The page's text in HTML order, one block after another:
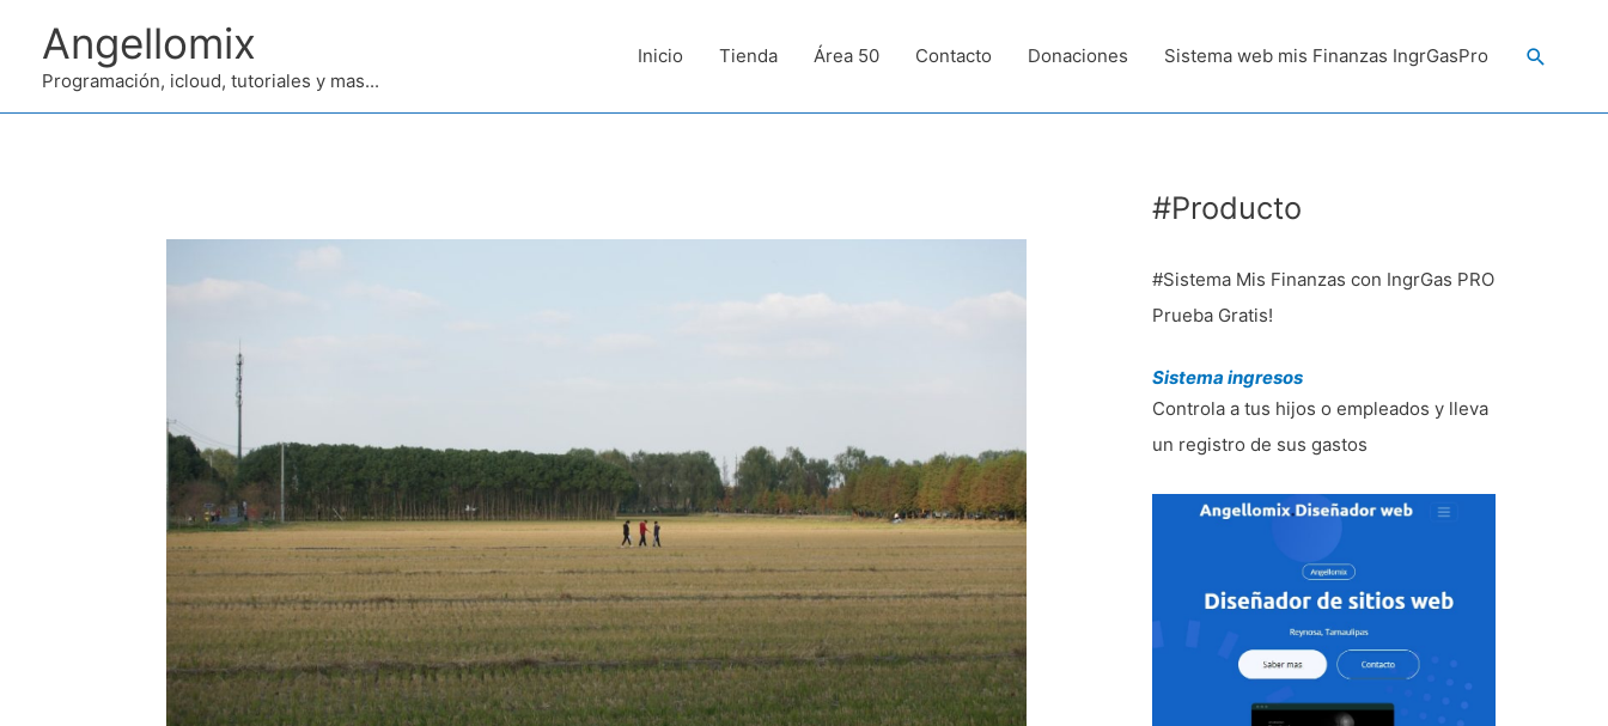
contenido
Angellomix
Programación, icloud, tutoriales y mas...
Inicio Tienda Área 50 Contacto Donaciones Sistema web mis Finanzas IngrGasPro Buscar
#Producto
#Sistema Mis Finanzas con IngrGas PRO
Prueba Gratis!
Sistema ingresos
Controla a tus hijos o empleados y lleva
un registro de sus gastos